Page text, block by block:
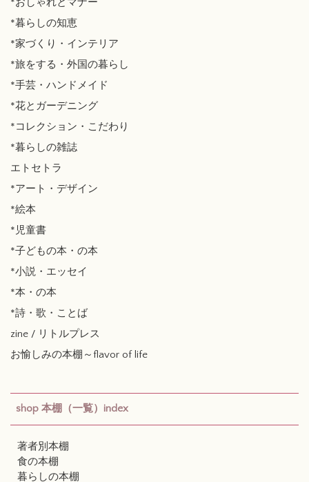
*おしゃれとマナー
*暮らしの知恵
*家づくり・インテリア
*旅をする・外国の暮らし
*手芸・ハンドメイド
*花とガーデニング
*コレクション・こだわり
*暮らしの雑誌
エトセトラ
*アート・デザイン
*絵本
*児童書
*子どもの本・の本
*小説・エッセイ
*本・の本
*詩・歌・ことば
zine / リトルプレス
お愉しみの本棚～flavor of life
shop 本棚（一覧）index
著者別本棚
食の本棚
暮らしの本棚